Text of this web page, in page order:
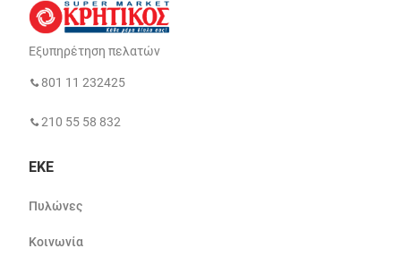
Εξυπηρέτηση πελατών
801 11 232425
210 55 58 832
ΕΚΕ
Πυλώνες
Κοινωνία